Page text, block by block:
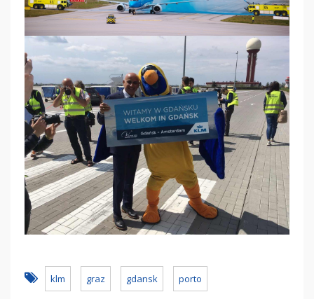
klm graz gdansk porto